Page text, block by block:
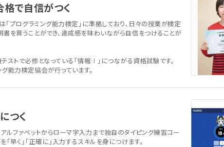
格で自信がつく
プログラミング能力検定」に準拠しており、日々の授業が検定
を貰うことができ、達成感を味わいながら自信をつけることが
ストで必修となっている「情報Ⅰ」につながる資格試験です。
能力検定協会が行っています。
つく
ルファベットからローマ字入力まで独自のタイピング練習コー
早く」「正確に」入力するスキルを身につけます。